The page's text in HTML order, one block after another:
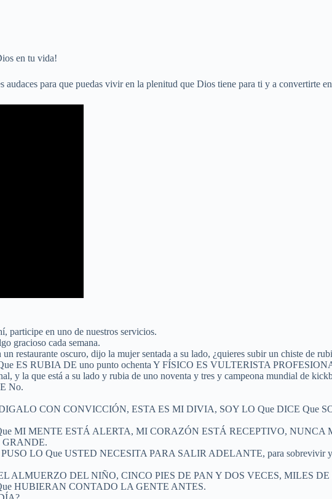
en tu vida!
audaces para que puedas vivir en la plenitud que Dios tiene para ti y a convertirte
participe en uno de nuestros servicios.
gracioso cada semana.
restaurante oscuro, dijo la mujer sentada a su lado, ¿quieres subir un chiste de
ES RUBIA DE uno punto ochenta Y FÍSICO ES VULTERISTA
la que está a su lado y rubia de uno noventa y tres y campeona mundial de
No.
CON CONVICCIÓN, ESTA ES MI DIVIA, SOY LO Que DICE Que
MI MENTE ESTÁ ALERTA, MI CORAZÓN ESTÁ RECEPTIVO, NUNCA
LO Que USTED NECESITA PARA SALIR ADELANTE, para sobrevivir y
ALMUERZO DEL NIÑO, CINCO PIES DE PAN Y DOS VECES, MILES
HUBIERAN CONTADO LA GENTE ANTES.